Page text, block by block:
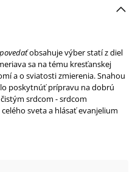
obsahuje výber statí z diel
sa na tému kresťanskej
a o sviatosti zmierenia. Snahou
poskytnúť prípravu na dobrú
srdcom - srdcom
sveta a hlásať evanjelium